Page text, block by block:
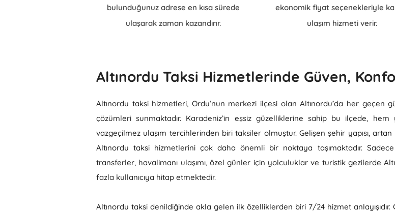
bulunduğunuz adrese en kısa sürede
ulaşarak zaman kazandırır.
ekonomik fiyat seçenekleriyle
ulaşım hizmeti verir.
Altınordu Taksi Hizmetlerinde Güven,
Altınordu taksi hizmetleri, Ordu’nun merkezi ilçesi olan Altınordu’da her geçen
çözümleri sunmaktadır. Karadeniz’in eşsiz güzelliklerine sahip bu ilçede,
vazgeçilmez ulaşım tercihlerinden biri taksiler olmuştur. Gelişen şehir yapısı,
Altınordu taksi hizmetlerini çok daha önemli bir noktaya taşımaktadır.
transferler, havalimanı ulaşımı, özel günler için yolculuklar ve turistik gezilerde
fazla kullanıcıya hitap etmektedir.
Altınordu taksi denildiğinde akla gelen ilk özelliklerden biri 7/24 hizmet